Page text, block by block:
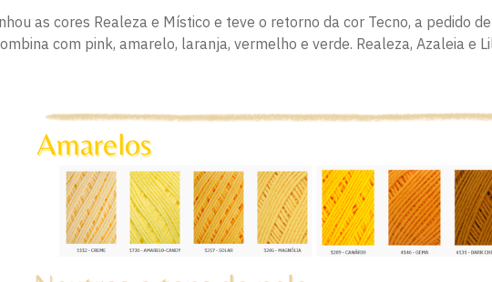
as cores Realeza e Místico e teve o retorno da cor Tecno, a pedido
com pink, amarelo, laranja, vermelho e verde. Realeza, Azaleia e